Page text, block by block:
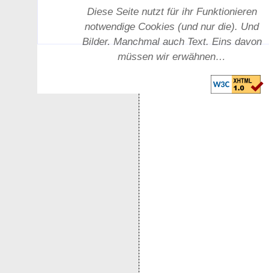
Diese Seite nutzt für ihr Funktionieren
notwendige Cookies (und nur die). Und
Bilder. Manchmal auch Text. Eins davon
müssen wir erwähnen…